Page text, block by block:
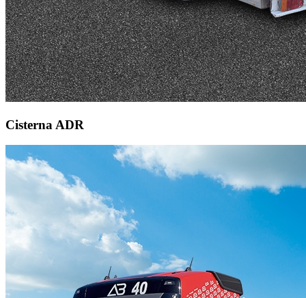
Cisterna ADR